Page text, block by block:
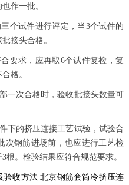
作一批。
个试件进行评定，当3个试件的
接头合格。
要求，应再取6个试件复检，复
格。
一次合格时，验收批接头数量可
下的挤压连接工艺试验，试验合
次钢筋进场前，也应进行工艺检
根。检验结果应符合规范要求。
验收方法 北京钢筋套筒冷挤压连